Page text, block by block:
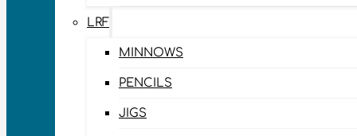
LRF
MINNOWS
PENCILS
JIGS